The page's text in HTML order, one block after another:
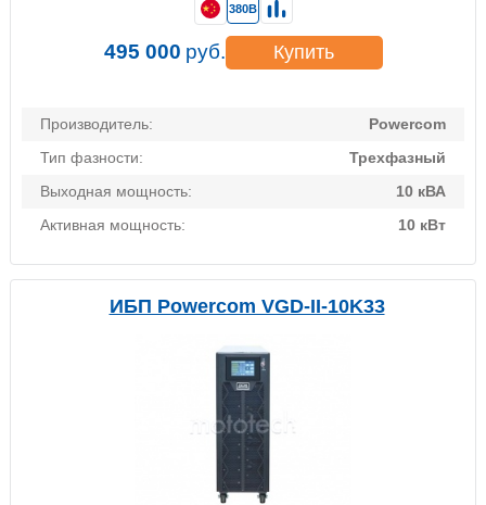
Производитель:
Powercom
Тип фазности:
Трехфазный
Выходная мощность:
10 кВА
Активная мощность:
10 кВт
380В
495 000 руб. Купить
ИБП Powercom VGD-II-10K33